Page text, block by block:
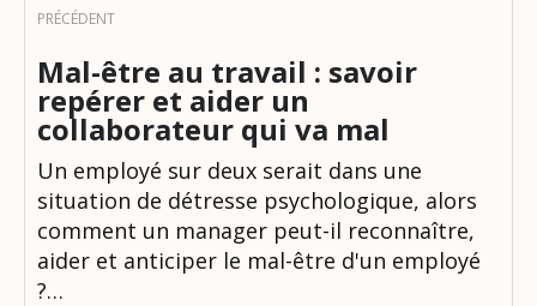
Mal-être au travail : savoir
repérer et aider un
collaborateur qui va mal
Un employé sur deux serait dans une
situation de détresse psychologique, alors
comment un manager peut-il reconnaître,
aider et anticiper le mal-être d'un employé
?…